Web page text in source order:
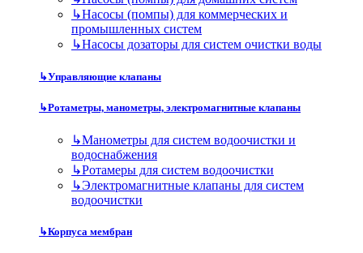
↳Насосы (помпы) для коммерческих и
промышленных систем
↳Насосы дозаторы для систем очистки воды
↳Управляющие клапаны
↳Ротаметры, манометры, электромагнитные клапаны
↳Манометры для систем водоочистки и
водоснабжения
↳Ротамеры для систем водоочистки
↳Электромагнитные клапаны для систем
водоочистки
↳Корпуса мембран